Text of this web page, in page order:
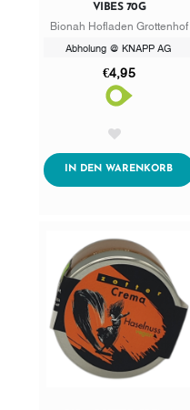
VIBES 70G
Bionah Hofladen Grottenhof
Abholung @ KNAPP AG
€4,95
IN DEN WARENKORB